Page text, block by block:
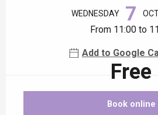
WEDNESDAY 7
From 11:00 to
Add to Google
Free
Book online